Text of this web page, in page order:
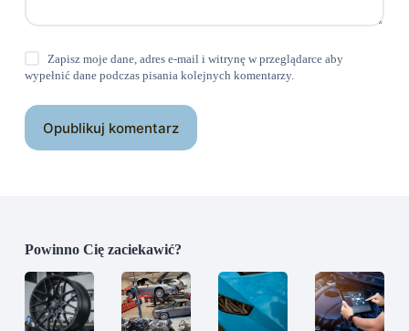
Zapisz moje dane, adres e-mail i witrynę w przeglądarce aby
wypełnić dane podczas pisania kolejnych komentarzy.
Opublikuj komentarz
Powinno Cię zaciekawić?